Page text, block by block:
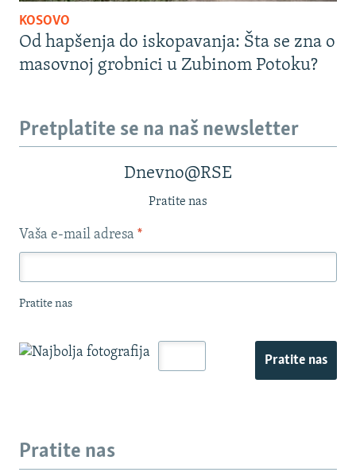
KOSOVO
Od hapšenja do iskopavanja: Šta se zna o
masovnoj grobnici u Zubinom Potoku?
Pretplatite se na naš newsletter
Dnevno@RSE
Pratite nas
Vaša e-mail adresa *
Pratite nas
Pratite nas
Pratite nas